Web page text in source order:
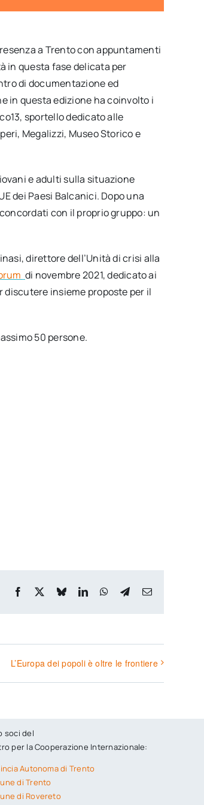
a Trento con appuntamenti
in questa fase delicata per
di documentazione ed
in questa edizione ha coinvolto i
sportello dedicato alle
Megalizzi, Museo Storico e
e adulti sulla situazione
dei Paesi Balcanici. Dopo una
con il proprio gruppo: un
direttore dell’Unità di crisi alla
di novembre 2021, dedicato ai
discutere insieme proposte per il
50 persone.
Facebook BlueskyLinkedInWhatsApp
TelegramEmail
L’Europa dei popoli è oltre le frontiere
soci del
per la Cooperazione Internazionale:
Autonoma di Trento
di Trento
di Rovereto